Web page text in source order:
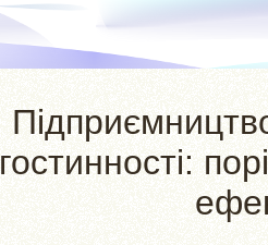
гостинності: